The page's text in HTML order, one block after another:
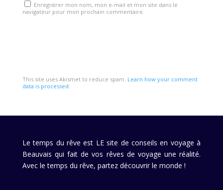
Enregistrer mon nom, mon e-mail et mon site dans le
navigateur pour mon prochain commentaire.
This site uses Akismet to reduce spam. Learn how your comment
data is processed
Le temps du rêve est LE site de conseils en voyage à
Beauvais qui fait de vos rêves de voyage une réalité.
Avec le temps du rêve, partez découvrir le monde !